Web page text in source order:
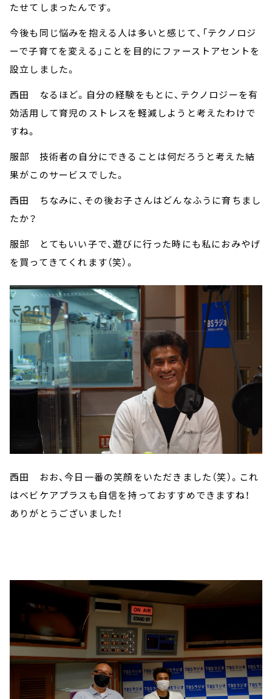
たせてしまったんです。
今後も同じ悩みを抱える人は多いと感じて、「テクノロジ
ーで子育てを変える」ことを目的にファーストアセントを
設立しました。
西田 なるほど。自分の経験をもとに、テクノロジーを有
効活用して育児のストレスを軽減しようと考えたわけで
すね。
服部 技術者の自分にできることは何だろうと考えた結
果がこのサービスでした。
西田 ちなみに、その後お子さんはどんなふうに育ちまし
たか？
服部 とてもいい子で、遊びに行った時にも私におみやげ
を買ってきてくれます（笑）。
西田 おお、今日一番の笑顔をいただきました（笑）。これ
はベビケアプラスも自信を持っておすすめできますね！
ありがとうございました！